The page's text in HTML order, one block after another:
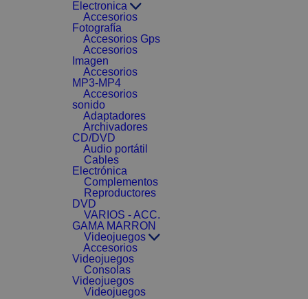
Electronica
Accesorios
Fotografía
Accesorios Gps
Accesorios
Imagen
Accesorios
MP3-MP4
Accesorios
sonido
Adaptadores
Archivadores
CD/DVD
Audio portátil
Cables
Electrónica
Complementos
Reproductores
DVD
VARIOS - ACC.
GAMA MARRON
Videojuegos
Accesorios
Videojuegos
Consolas
Videojuegos
Videojuegos